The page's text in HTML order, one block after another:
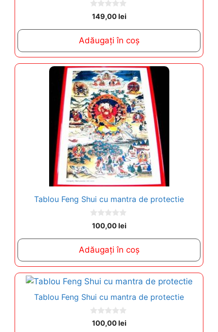
0
o
o
5
149,00lei
Adăugați în coș
Tablou Feng Shui cu mantra de protectie
0
o
o
5
100,00lei
Adăugați în coș
Tablou Feng Shui cu mantra de protectie
0
o
100,00lei